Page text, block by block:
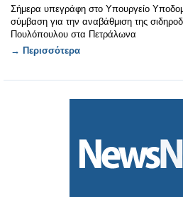
Σήμερα υπεγράφη στο Υπουργείο
σύμβαση για την αναβάθμιση της
Πουλόπουλου στα Πετράλωνα
→ Περισσότερα